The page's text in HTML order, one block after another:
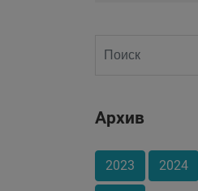
Архив
2023 2024